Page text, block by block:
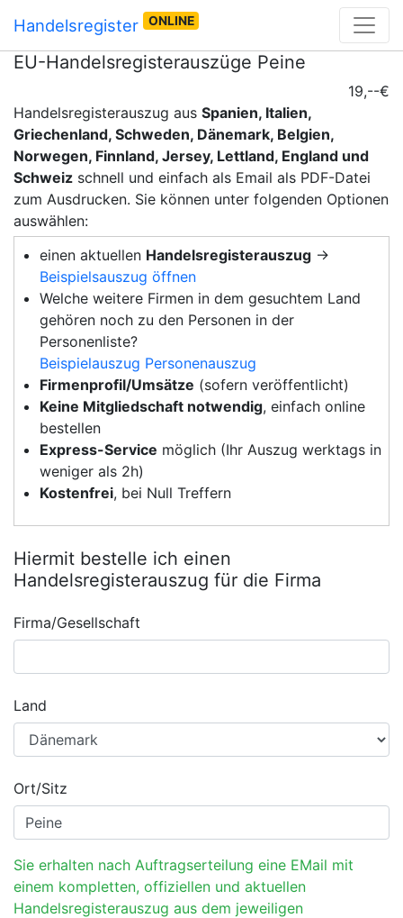
Handelsregister ONLINE
EU-Handelsregisterauszüge Peine
19,--€
Handelsregisterauszug aus Spanien, Italien,
Griechenland, Schweden, Dänemark, Belgien,
Norwegen, Finnland, Jersey, Lettland, England und
Schweiz schnell und einfach als Email als PDF-Datei
zum Ausdrucken. Sie können unter folgenden Optionen
auswählen:
einen aktuellen Handelsregisterauszug →
Beispielsauszug öffnen
Welche weitere Firmen in dem gesuchtem Land
gehören noch zu den Personen in der
Personenliste?
Beispielauszug Personenauszug
Firmenprofil/Umsätze (sofern veröffentlicht)
Keine Mitgliedschaft notwendig, einfach online
bestellen
Express-Service möglich (Ihr Auszug werktags in
weniger als 2h)
Kostenfrei, bei Null Treffern
Hiermit bestelle ich einen
Handelsregisterauszug für die Firma
Firma/Gesellschaft
Land
Ort/Sitz
Sie erhalten nach Auftragserteilung eine EMail mit
einem kompletten, offiziellen und aktuellen
Handelsregisterauszug aus dem jeweiligen